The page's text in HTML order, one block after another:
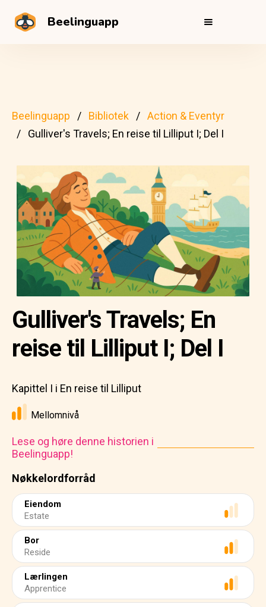
Beelinguapp
Beelinguapp Bibliotek
Action & Eventyr
Gulliver's Travels; En reise til Lilliput I; Del I
Nøkkelordforråd
Eiendom
Estate
Bor
Reside
Lærlingen
Apprentice
Gulliver's Travels; En
reise til Lilliput I; Del I
Kapittel I i En reise til Lilliput
Mellomnivå
Lese og høre denne historien i
Beelinguapp!